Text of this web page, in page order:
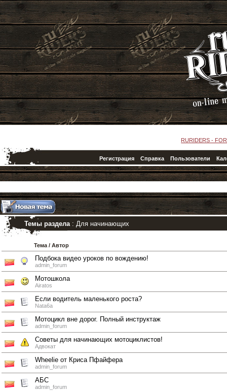
RURIDERS -
Регистрация Справка Пользователи
Темы раздела: Для начинающих
Тема / Автор
Подбока видео уроков по вождению!
admin_forum
Мотошкола
Airatos
Если водитель маленького роста?
Nata6a
Мотоцикл вне дорог. Полный инструктаж
admin_forum
Советы для начинающих мотоциклистов!
Адвокат
Wheelie от Криса Пфайфера
admin_forum
АБС
admin_forum